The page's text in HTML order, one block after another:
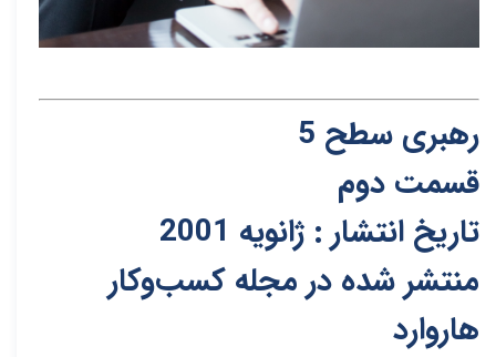
رهبری سطح 5
قسمت دوم
تاریخ انتشار : ژانویه 2001
منتشر شده در مجله کسب‌و‌کار
هاروارد